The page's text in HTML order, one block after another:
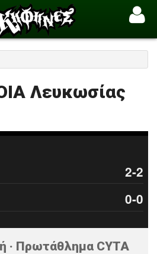
Λευκωσίας
2-2
0-0
· Πρωτάθλημα CYTA